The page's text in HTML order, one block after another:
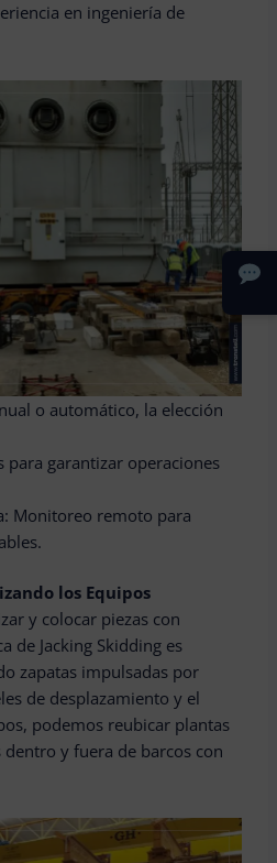
en ingeniería de
o automático, la elección
para garantizar operaciones
Monitoreo remoto para
los Equipos
y colocar piezas con
de Jacking Skidding es
zapatas impulsadas por
de desplazamiento y el
podemos reubicar plantas
y fuera de barcos con